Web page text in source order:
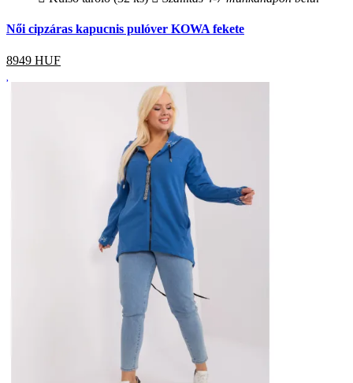
Női cipzáras kapucnis pulóver KOWA fekete
8949 HUF